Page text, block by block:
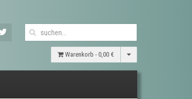
Warenkorb - 0,00 €